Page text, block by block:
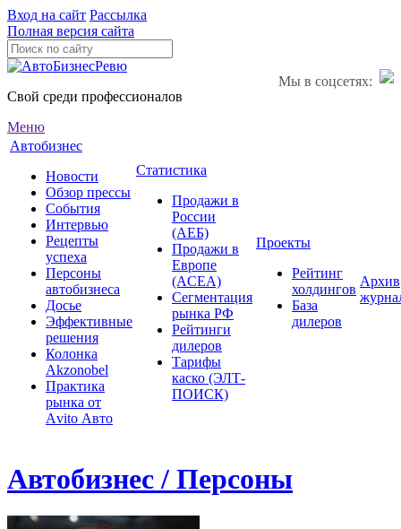
Вход на сайт Рассылка
Полная версия сайта
Мы в соцсетях:
Свой среди профессионалов
Меню
Автобизнес
Новости
Обзор прессы
События
Интервью
Рецепты
успеха
Персоны
автобизнеса
Досье
Эффективные
решения
Колонка
Akzonobel
Практика
рынка от
Аvito Авто
Статистика
Продажи в
России
(АЕБ)
Продажи в
Европе
(ACEA)
Сегментация
рынка РФ
Рейтинги
дилеров
Тарифы
каско (ЭЛТ-
ПОИСК)
Проекты
Рейтинг
холдингов
База
дилеров
Архив
Автобизнес / Персоны